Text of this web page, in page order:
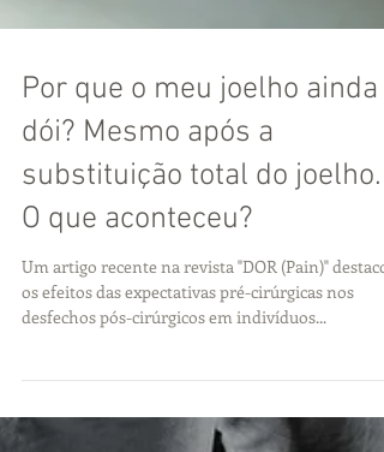
Por que o meu joelho ainda
dói? Mesmo após a
substituição total do joelho.
O que aconteceu?
desfechos pós-cirúrgicos em indivíduos...